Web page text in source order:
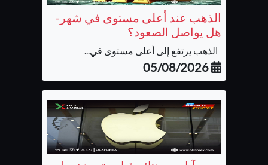
الذهب عند أعلى مستوى في شهر-
هل يواصل الصعود؟
الذهب يرتفع إلى أعلى مستوى في...
05/08/2026